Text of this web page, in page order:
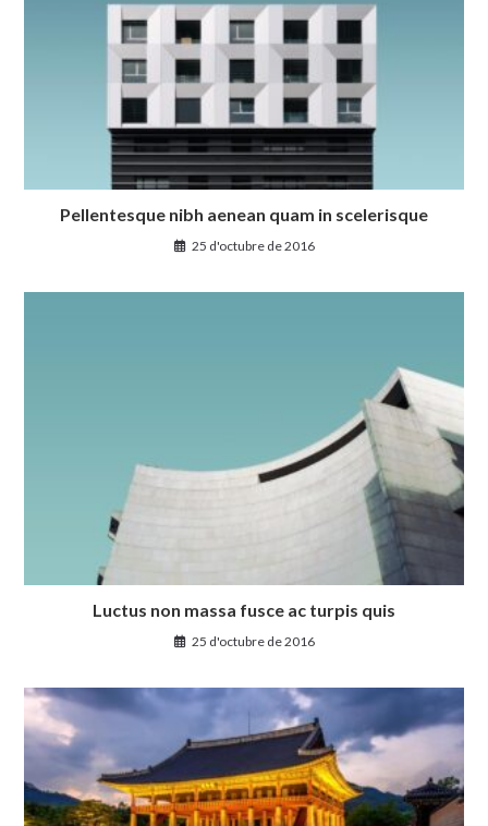
Pellentesque nibh aenean quam in scelerisque
25 d'octubre de 2016
Luctus non massa fusce ac turpis quis
25 d'octubre de 2016